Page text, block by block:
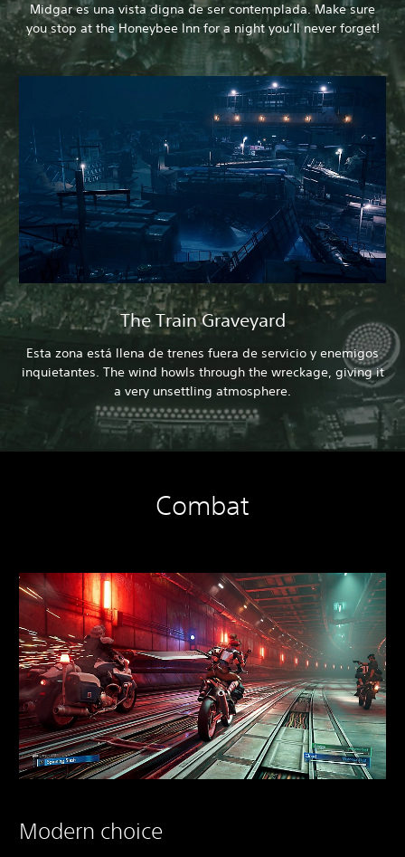
Midgar es una vista digna de ser contemplada. Make sure
you stop at the Honeybee Inn for a night you’ll never forget!
The Train Graveyard
Esta zona está llena de trenes fuera de servicio y enemigos
inquietantes. The wind howls through the wreckage, giving it
a very unsettling atmosphere.
Combat
Modern choice